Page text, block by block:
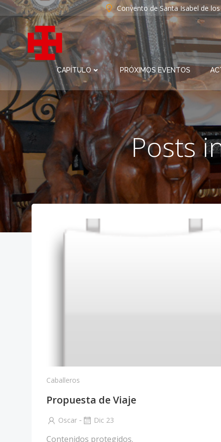
Saltar
al
contenido
Convento de Santa Isabel de
CAPÍTULO PRÓXIMOS EVENTOS
Posts
Caballeros
Propuesta de Viaje
Oscar - Dic 23
Contenidos protegidos.